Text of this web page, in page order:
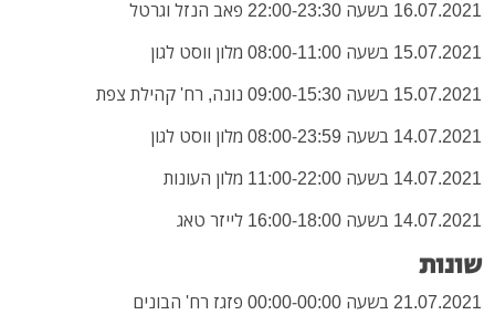
16.07.2021 בשעה 22:00-23:30 פאב הנזל וגרטל
15.07.2021 בשעה 08:00-11:00 מלון ווסט לגון
15.07.2021 בשעה 09:00-15:30 נונה, רח' קהילת צפת
14.07.2021 בשעה 08:00-23:59 מלון ווסט לגון
14.07.2021 בשעה 11:00-22:00 מלון העונות
14.07.2021 בשעה 16:00-18:00 לייזר טאג
שונות
21.07.2021 בשעה 00:00-00:00 פזגז רח' הבונים